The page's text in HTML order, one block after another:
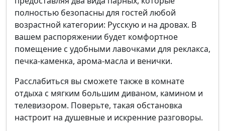
полностью безопасны для гостей любой
возрастной категории: Русскую и на дровах. В
вашем распоряжении будет комфортное
помещение с удобными лавочками для реклакса,
печка-каменка, арома-масла и венички.
Расслабиться вы сможете также в комнате
отдыха с мягким большим диваном, камином и
телевизором. Поверьте, такая обстановка
настроит на душевные и искренние разговоры.